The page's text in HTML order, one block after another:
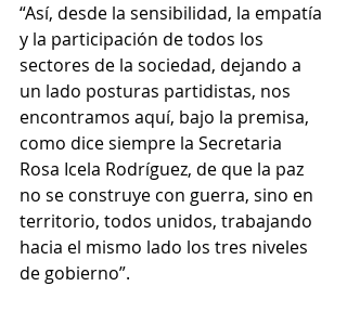
“Así, desde la sensibilidad, la empatía
y la participación de todos los
sectores de la sociedad, dejando a
un lado posturas partidistas, nos
encontramos aquí, bajo la premisa,
como dice siempre la Secretaria
Rosa Icela Rodríguez, de que la paz
no se construye con guerra, sino en
territorio, todos unidos, trabajando
hacia el mismo lado los tres niveles
de gobierno”.